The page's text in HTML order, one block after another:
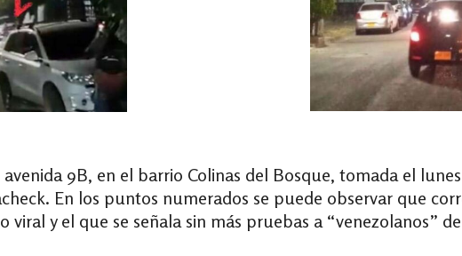
9B, en el barrio Colinas del Bosque, tomada el
En los puntos numerados se puede observar que
viral y el que se señala sin más pruebas a “venezolanos”